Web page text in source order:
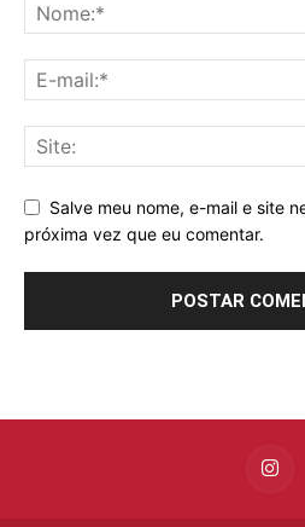
Salve meu nome, e-mail e site
próxima vez que eu comentar.